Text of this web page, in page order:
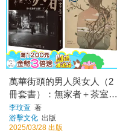
萬華街頭的男人與女人（2
冊套書）：無家者＋茶室女
人心
李玟萱 著
游擊文化 出版
2025/03/28 出版